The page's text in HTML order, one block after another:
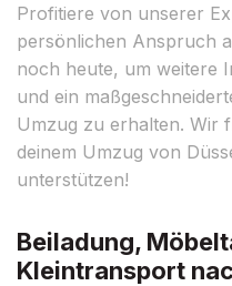
Profitiere von unserer
persönlichen Anspruch
noch heute, um weitere
und ein
Umzug zu erhalten. Wir
deinem Umzug von
unterstützen!
Beiladung,
Kleintransport